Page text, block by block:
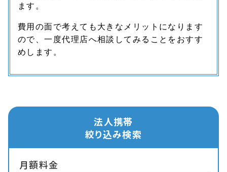
ます。
費用の面で考えても大きなメリットになります
ので、一度代理店へ相談してみることをおすす
めします。
法人携帯
絞り込み検索
月額料金